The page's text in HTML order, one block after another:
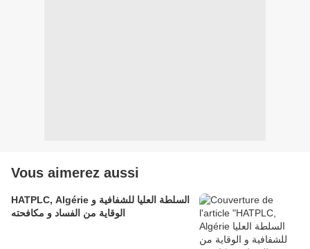
Vous aimerez aussi
HATPLC, Algérie السلطة العليا للشفافية و
الوقاية من الفساد و مكافحته